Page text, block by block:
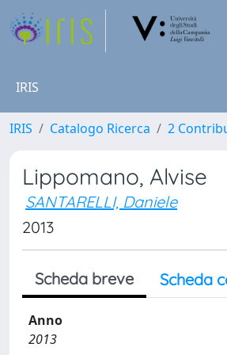
IRIS
IRIS Catalogo Ricerca 2
Lippomano, Alvise
SANTARELLI, Daniele
2013
Scheda breve Scheda
Anno
2013